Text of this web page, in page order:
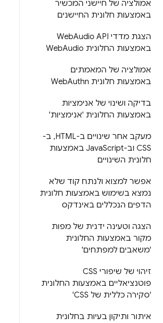
אמולציה של חיישני המכשיר
באמצעות חלונית החיישנים
הצגת מדדי Web Audio API
באמצעות החלונית Web Audio
אמולציה של המאמתים
באמצעות חלונית Web Authn
בדיקה ושינוי של אנימציות
באמצעות החלונית 'אנימציות'
מעקב אחר שינויים ב-HTML , ב-
CSS וב-Java
Script באמצעות
חלונית השינויים
אפשר למצוא ולנתח קוד שלא
נמצא בשימוש באמצעות חלונית
הדפים הנכללים באינדקס
הצגה וטעינה ידנית של מפות
מקור באמצעות החלונית
'משאבים למפתחים'
זיהוי של שיפורי CSS
פוטנציאליים באמצעות החלונית
'סקירה כללית של CSS'
איתור ותיקון בעיות בחלונית